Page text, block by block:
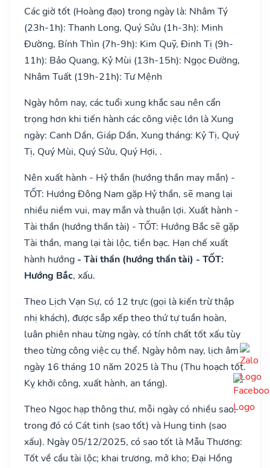
Các giờ tốt (Hoàng đạo) trong ngày là: Nhâm Tý
(23h-1h): Thanh Long, Quý Sửu (1h-3h): Minh
Đường, Bính Thìn (7h-9h): Kim Quỹ, Đinh Tị (9h-
11h): Bảo Quang, Kỷ Mùi (13h-15h): Ngọc Đường,
Nhâm Tuất (19h-21h): Tư Mệnh
Ngày hôm nay, các tuổi xung khắc sau nên cẩn
trọng hơn khi tiến hành các công việc lớn là Xung
ngày: Canh Dần, Giáp Dần, Xung tháng: Kỷ Tị, Quý
Tị, Quý Mùi, Quý Sửu, Quý Hợi, .
Nên xuất hành - Hỷ thần (hướng thần may mắn) -
TỐT: Hướng Đông Nam gặp Hỷ thần, sẽ mang lại
nhiều niềm vui, may mắn và thuận lợi. Xuất hành -
Tài thần (hướng thần tài) - TỐT: Hướng Bắc sẽ gặp
Tài thần, mang lại tài lộc, tiền bạc. Hạn chế xuất
hành hướng - Tài thần (hướng thần tài) - TỐT:
Hướng Bắc, xấu.
Theo Lịch Vạn Sự, có 12 trực (gọi là kiến trừ thập
nhị khách), được sắp xếp theo thứ tự tuần hoàn,
luân phiên nhau từng ngày, có tính chất tốt xấu tùy
theo từng công việc cụ thể. Ngày hôm nay, lịch âm
ngày 16 tháng 10 năm 2025 là Thu (Thu hoạch tốt.
Kỵ khởi công, xuất hành, an táng).
Theo Ngọc hạp thông thư, mỗi ngày có nhiều sao,
trong đó có Cát tinh (sao tốt) và Hung tinh (sao
xấu). Ngày 05/12/2025, có sao tốt là Mẫu Thương:
Tốt về cầu tài lộc; khai trương, mở kho; Đại Hồng